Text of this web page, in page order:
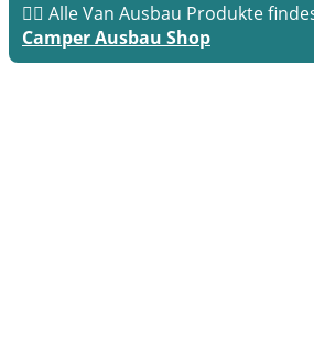
👉🏼 Alle Van Ausbau Produkte
Camper Ausbau Shop